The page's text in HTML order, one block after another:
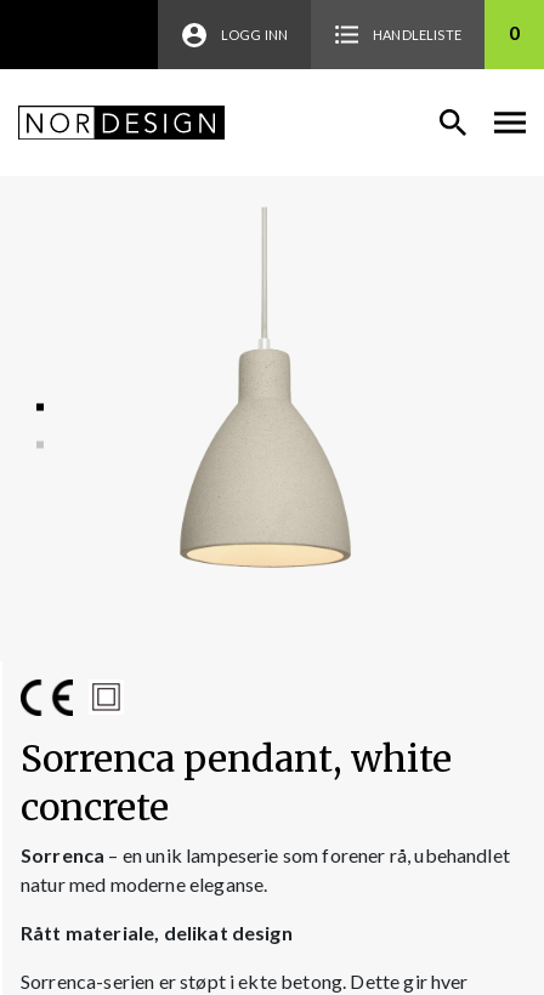
LOGG INN HANDLELISTE 0
Sorrenca pendant, white
concrete
Sorrenca – en unik lampeserie som forener rå, ubehandlet
natur med moderne eleganse.
Rått materiale, delikat design
Sorrenca-serien er støpt i ekte betong. Dette gir hver